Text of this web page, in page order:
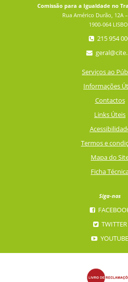
Comissão para a Igualdade no
Rua Américo Durão, 12A
1900-064
215 954
Serviços ao
Informações
Contactos
Links Úteis
Termos e
Mapa do
Ficha
Siga-nos
TWITTER
YOUTUBE